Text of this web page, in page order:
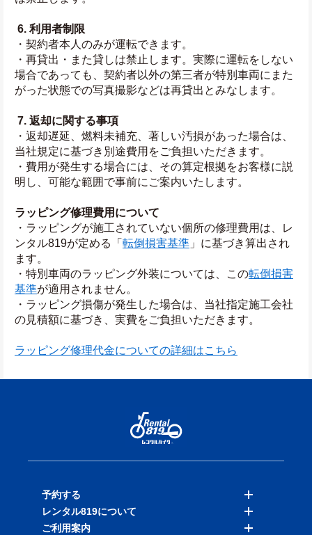
6. 利用者制限
・契約者本人のみが運転できます。
・再貸出・また貸しは禁止します。実際に運転をしない
場合であっても、契約者以外の第三者が特別車両にまた
がった状態での写真撮影などは再貸出とみなします。
7. 返却に関する事項
・返却遅延、燃料未補充、著しい汚損があった場合は、
当社規定に基づき別途費用をご負担いただきます。
・費用が発生する場合には、その算定根拠をお客様に説
明し、可能な範囲で事前にご案内いたします。
ラッピング修理費用について
・ラッピングが施工されていない個所の修理費用は、レ
ンタル819が定める「 転倒損害基準 」に基づき算出され
ます。
・特別車両のラッピング外装については、この転倒損害
基準が適用されません。
・ラッピング損傷が発生した場合は、当社指定施工会社
の見積額に基づき、実費をご負担いただきます。
ラッピング修理代金についての詳細はこちら
予約する
バイクを探す
レンタル819について
ご利用案内